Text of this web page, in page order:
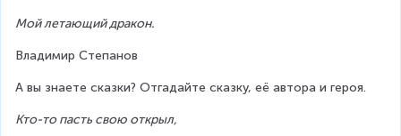
Мой летающий дракон.
Владимир Степанов
А вы знаете сказки? Отгадайте сказку, её автора и героя.
Кто-то пасть свою открыл,